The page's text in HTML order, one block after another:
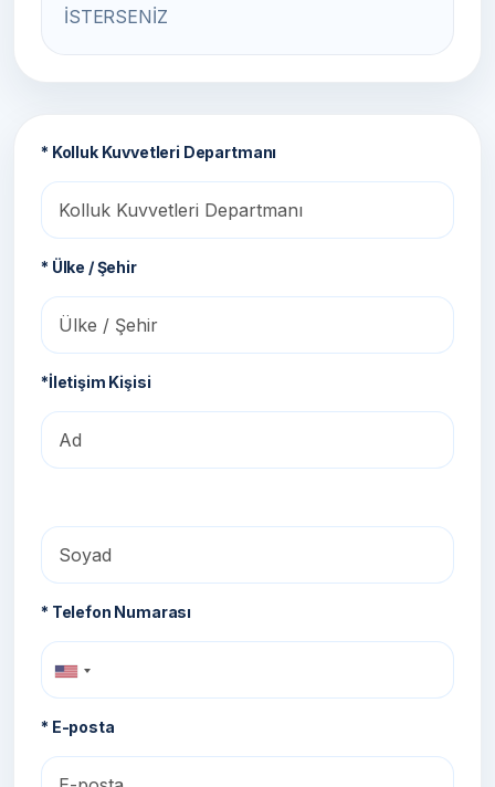
İSTERSENİZ
* Kolluk Kuvvetleri Departmanı
* Ülke / Şehir
*İletişim Kişisi
* Telefon Numarası
* E-posta